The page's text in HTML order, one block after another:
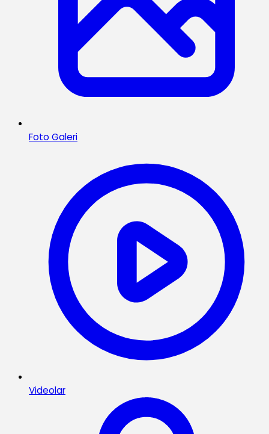
Foto Galeri
Videolar